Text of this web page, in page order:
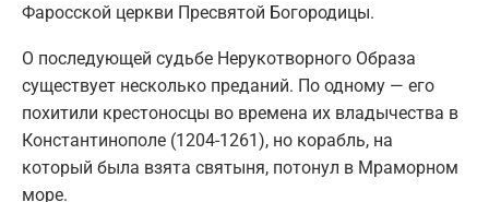
Фаросской церкви Пресвятой Богородицы.
О последующей судьбе Нерукотворного Образа
существует несколько преданий. По одному — его
похитили крестоносцы во времена их владычества в
Константинополе (1204-1261), но корабль, на
который была взята святыня, потонул в Мраморном
море.